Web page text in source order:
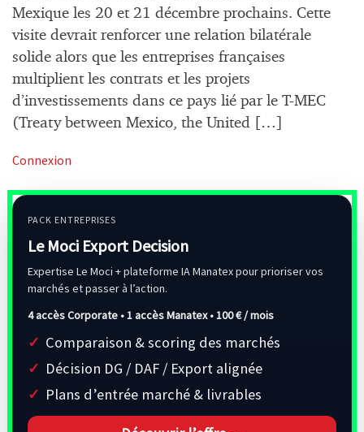
Mexique les 20 et 21 décembre prochains. Cette
visite devrait renforcer une relation bilatérale
solide alors que les entreprises françaises
multiplient les contrats et les projets
d’investissements dans ce pays lié par le T-MEC
(Treaty between Mexico, the United […]
Connexion
PACK ENTREPRISES
Le Moci Export Decision
Expertise Le Moci + plateforme IA Manatex pour prioriser vos
marchés et passer à l’action.
4 accès Corporate • 1 accès Manatex •100 € / mois
Comparaison & scoring des marchés
Décision DG / DAF / Export alignée
Plans d’entrée marché & livrables